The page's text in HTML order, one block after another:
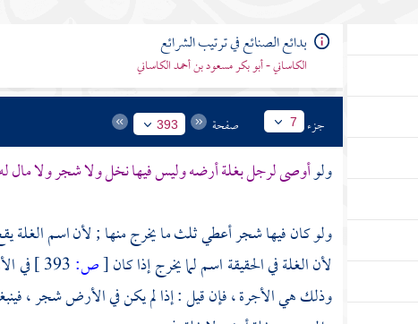
بدائع الصنائع في ترتيب الشرائع
الكاساني - أبو بكر مسعود بن أحمد الكاساني
جزء 7 صفحة 393
ولوأوصى لرجل بغلة أرضه وليس فيها نخل ولا شجر ولا مال
ولو كان فيها شجر أعطي ثلث ما يخرج منها ; لأن اسم الغلة
لأن الغلة في الحقيقة اسم لما يخرج إذا كان[ص:
في
وذلك هي الأجرة ، فإن قيل : إذا لم يكن في الأرض شجر ،